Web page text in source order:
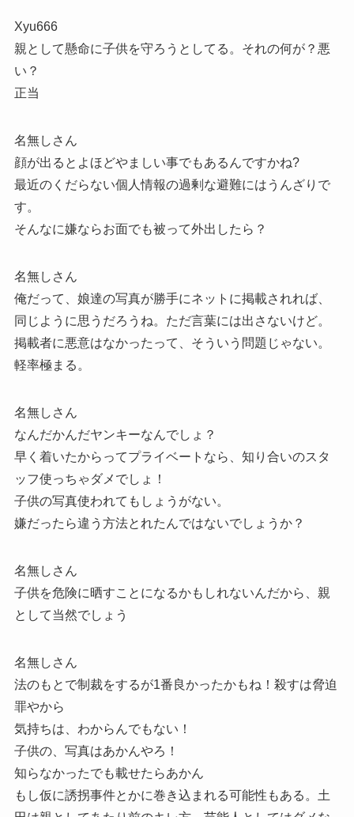
Xyu666
親として懸命に子供を守ろうとしてる。それの何が？悪
い？
正当
名無しさん
顔が出るとよほどやましい事でもあるんですかね?
最近のくだらない個人情報の過剰な避難にはうんざりで
す。
そんなに嫌ならお面でも被って外出したら？
名無しさん
俺だって、娘達の写真が勝手にネットに掲載されれば、
同じように思うだろうね。ただ言葉には出さないけど。
掲載者に悪意はなかったって、そういう問題じゃない。
軽率極まる。
名無しさん
なんだかんだヤンキーなんでしょ？
早く着いたからってプライベートなら、知り合いのスタ
ッフ使っちゃダメでしょ！
子供の写真使われてもしょうがない。
嫌だったら違う方法とれたんではないでしょうか？
名無しさん
子供を危険に晒すことになるかもしれないんだから、親
として当然でしょう
名無しさん
法のもとで制裁をするが1番良かったかもね！殺すは脅迫
罪やから
気持ちは、わからんでもない！
子供の、写真はあかんやろ！
知らなかったでも載せたらあかん
もし仮に誘拐事件とかに巻き込まれる可能性もある。土